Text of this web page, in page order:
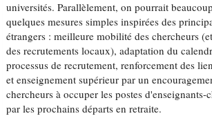
universités. Parallèlement, on pourrait
quelques mesures simples inspirées des
étrangers : meilleure mobilité des chercheurs
des recrutements locaux), adaptation du
processus de recrutement, renforcement des
et enseignement supérieur par un
chercheurs à occuper les postes d'enseignants-
par les prochains départs en retraite.